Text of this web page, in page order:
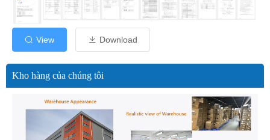
View Download
Kho hàng của chúng tôi